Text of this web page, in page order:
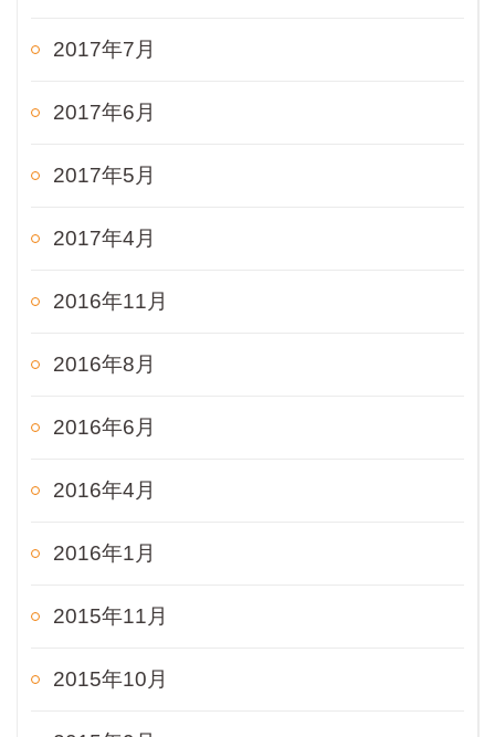
2017年7月
2017年6月
2017年5月
2017年4月
2016年11月
2016年8月
2016年6月
2016年4月
2016年1月
2015年11月
2015年10月